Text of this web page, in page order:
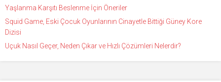
Yaşlanma Karşıtı Beslenme İçin Öneriler
Squid Game, Eski Çocuk Oyunlarının Cinayetle Bittiği Güney Kore
Dizisi
Uçuk Nasıl Geçer, Neden Çıkar ve Hızlı Çözümleri Nelerdir?